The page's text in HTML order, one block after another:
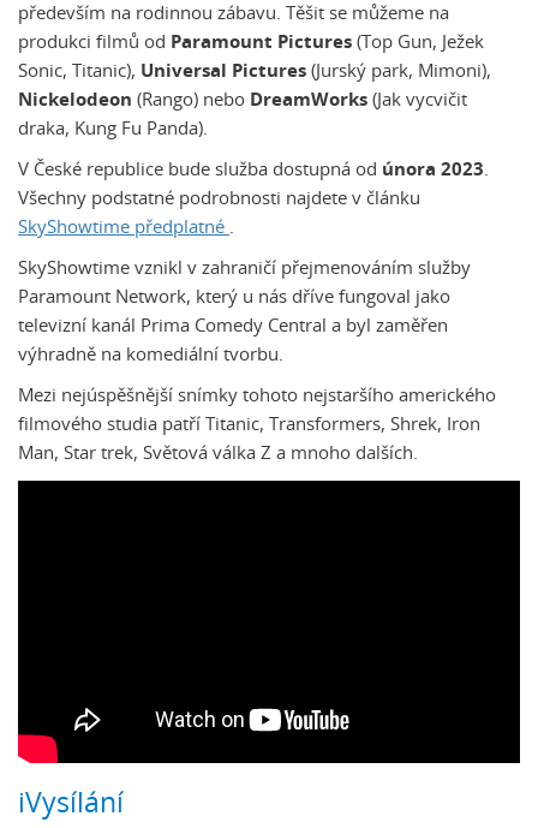
především na rodinnou zábavu. Těšit se můžeme na
produkci filmů od Paramount Pictures (Top Gun, Ježek
Sonic, Titanic), Universal Pictures (Jurský park, Mimoni),
Nickelodeon (Rango) nebo DreamWorks (Jak vycvičit
draka, Kung Fu Panda).
V České republice bude služba dostupná od února 2023
Všechny podstatné podrobnosti najdete v článku
SkyShowtime předplatné
SkyShowtime vznikl v zahraničí přejmenováním služby
Paramount Network, který u nás dříve fungoval jako
televizní kanál Prima Comedy Central a byl zaměřen
výhradně na komediální tvorbu.
Mezi nejúspěšnější snímky tohoto nejstaršího amerického
filmového studia patří Titanic, Transformers, Shrek, Iron
Man, Star trek, Světová válka Z a mnoho dalších.
iVysílání